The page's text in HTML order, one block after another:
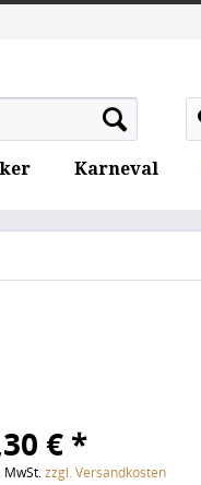
Karneval
€ *
MwSt.zzgl. Versandkosten